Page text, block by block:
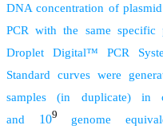
DNA concentration of
PCR with the same
Droplet Digital™ PCR
Standard curves were
samples (in duplicate) in
and 109
genome